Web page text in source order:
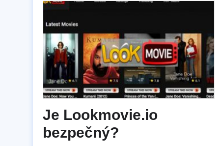
Je Lookmovie.io
bezpečný?